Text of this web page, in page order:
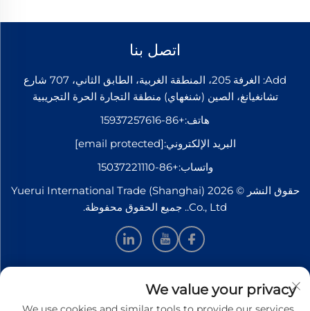
اتصل بنا
Add: الغرفة 205، المنطقة الغربية، الطابق الثاني، 707 شارع
تشانغيانغ، الصين (شنغهاي) منطقة التجارة الحرة التجريبية
هاتف:+86-15937257616
البريد الإلكتروني:[email protected]
واتساب:+86-15037221110
حقوق النشر © 2026 Yuerui International Trade (Shanghai)
Co., Ltd.. جميع الحقوق محفوظة.
معلومات
We value your privacy